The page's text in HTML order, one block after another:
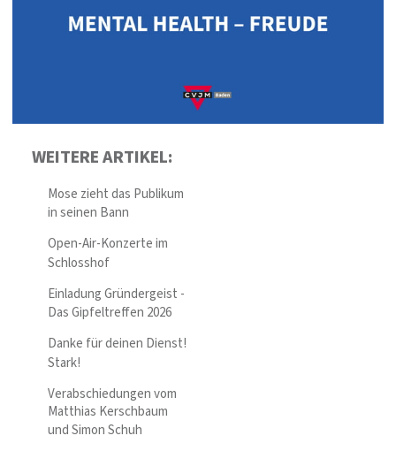
WEITERE ARTIKEL:
Mose zieht das Publikum
in seinen Bann
Open-Air-Konzerte im
Schlosshof
Einladung Gründergeist -
Das Gipfeltreffen 2026
Danke für deinen Dienst!
Stark!
Verabschiedungen vom
Matthias Kerschbaum
und Simon Schuh